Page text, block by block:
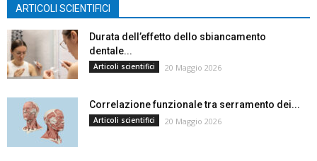
ARTICOLI SCIENTIFICI
Durata dell’effetto dello sbiancamento
dentale...
Articoli scientifici 20 Maggio 2026
Correlazione funzionale tra serramento dei...
Articoli scientifici 20 Maggio 2026